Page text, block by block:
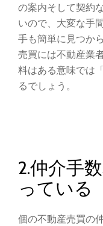
の案内そして契約
いので、大変な手
手も簡単に見つか
売買には不動産業
料はある意味では
るでしょう。
2.仲介手
っている
個の不動産売買の